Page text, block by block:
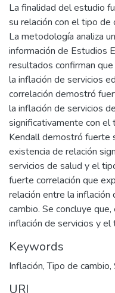
La finalidad del estudio
su relación con el tipo
La metodología analiza
información de Estudios
resultados confirman
la inflación de servicios
correlación demostró
la inflación de servicios
significativamente con el
Kendall demostró fuerte
existencia de relación
servicios de salud y el
fuerte correlación que
relación entre la
cambio. Se concluye
inflación de servicios y el
Keywords
Inflación,Tipo de cambio,
URI